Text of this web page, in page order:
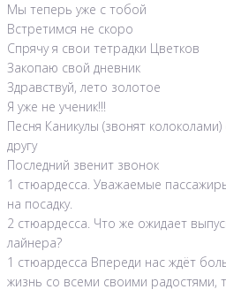
Мы теперь уже с тобой
Встретимся не скоро
Спрячу я свои тетрадки Цветков
Закопаю свой дневник
Здравствуй, лето золотое
Я уже не ученик!!!
Песня Каникулы (звонят
другу
Последний звенит звонок
1 стюардесса. Уважаемые
на посадку.
2 стюардесса. Что же ожидает
лайнера?
1 стюардесса Впереди нас ждёт
жизнь со всеми своими радостями,